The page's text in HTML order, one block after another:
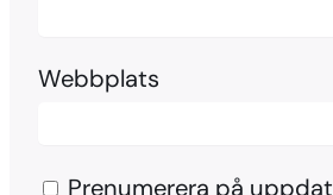
Webbplats
Prenumerera på